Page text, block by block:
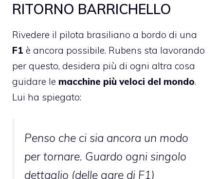
RITORNO BARRICHELLO
Rivedere il pilota brasiliano a bordo di una
F1 è ancora possibile. Rubens sta lavorando
per questo, desidera più di ogni altra cosa
guidare le macchine più veloci del mondo.
Lui ha spiegato:
Penso che ci sia ancora un modo
per tornare. Guardo ogni singolo
dettaglio (delle gare di F1)